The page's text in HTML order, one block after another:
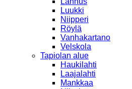
Luukki
Niipperi
Röylä
Vanhakartano
Velskola
Tapiolan alue
Haukilahti
Laajalahti
Mankkaa